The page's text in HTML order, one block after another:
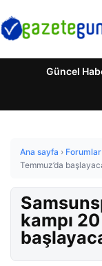
Güncel
Ana sayfa › Forumlar
Temmuz’da
kampı